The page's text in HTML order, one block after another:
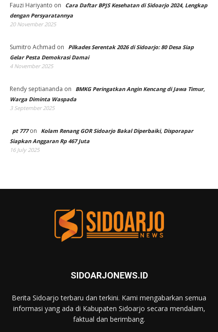
Fauzi Hariyanto on
Cara Daftar BPJS Kesehatan di Sidoarjo 2024, Lengkap
dengan Persyaratannya
20 November 2025
Sumitro Achmad on
Pilkades Serentak 2026 di Sidoarjo: 80 Desa Siap
Gelar Pesta Demokrasi Damai
4 November 2025
Rendy septiananda on
BMKG Peringatkan Angin Kencang di Jawa Timur,
Warga Diminta Waspada
3 September 2025
pt 777on
Kolam Renang GOR Sidoarjo Bakal Diperbaiki, Disporapar
Siapkan Anggaran Rp 467 Juta
16 July 2025
SIDOARJONEWS.ID
Berita Sidoarjo terbaru dan terkini. Kami mengabarkan semua
informasi yang ada di Kabupaten Sidoarjo secara mendalam,
faktual dan berimbang.